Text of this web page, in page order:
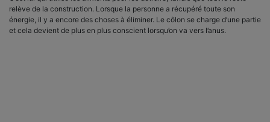
relève de la construction. Lorsque la personne a récupéré toute son
énergie, il y a encore des choses à éliminer. Le côlon se charge d’une partie
et cela devient de plus en plus conscient lorsqu’on va vers l’anus.